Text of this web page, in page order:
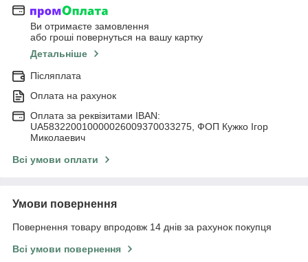
Ви отримаєте замовлення
або гроші повернуться на вашу картку
Детальніше
Післяплата
Оплата на рахунок
Оплата за реквізитами IBAN:
UA583220010000026009370033275, ФОП Кужко Ігор
Миколаевич
Всі умови оплати
Умови повернення
Повернення товару впродовж 14 днів за рахунок покупця
Всі умови повернення